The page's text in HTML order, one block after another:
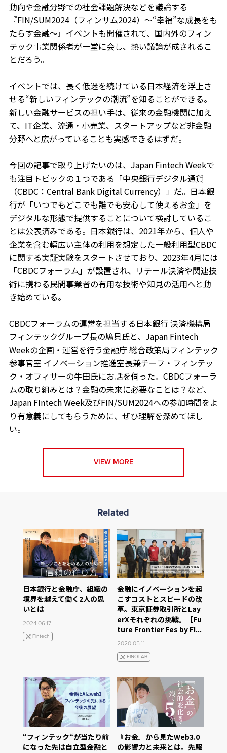
動向や金融分野での社会課題解決などを議論する
『FIN/SUM2024（フィンサム2024）〜“幸福”な成長をも
たらす金融～』イベントも開催されて、国内外のフィン
テック事業関係者が一堂に会し、熱い議論が成されるこ
とだろう。
イベントでは、長く低迷を続けている日本経済を浮上さ
せる“新しいフィンテックの潮流”を知ることができる。
新しい金融サービスの担い手は、従来の金融機関に加え
て、IT企業、流通・小売業、スタートアップなど非金融
分野へと広がっていることも実感できるはずだ。
今回の記事で取り上げたいのは、Japan Fintech Weekで
も注目トピックの１つである「中央銀行デジタル通貨
（CBDC：Central Bank Digital Currency）」だ。日本銀
行が「いつでもどこでも誰でも安心して使えるお金」を
デジタルな形態で提供することについて検討しているこ
とは公表済みである。日本銀行は、2021年から、個人や
企業を含む幅広い主体の利用を想定した一般利用型CBDC
に関する実証実験をスタートさせており、2023年4月には
「CBDCフォーラム」が設置され、リテール決済や関連技
術に携わる民間事業者の有用な技術や知見の活用へと動
き始めている。
CBDCフォーラムの運営を担当する日本銀行 決済機構局
フィンテックグループ長の鳩貝氏と、Japan Fintech
Weekの企画・運営を行う金融庁 総合政策局フィンテック
参事官室 イノベーション推進室長兼チーフ・フィンテッ
ク・オフィサーの牛田氏にお話を伺った。CBDCフォーラ
ムの取り組みとは？金融の未来に必要なことは？など、
Japan FIntech Week及びFIN/SUM2024への参加時間をよ
り有意義にしてもらうために、ぜひ理解を深めてほし
い。
VIEW MORE
Related
日本銀行と金融庁、組織の
境界を越えて働く2人の思
いとは
2024.06.17
Fintech
金融にイノベーションを起
こすコストとスピードの改
革。東京証券取引所とLay
erXそれぞれの挑戦。【Fu
ture Frontier Fes by FI...
2020.05.11
FINOLAB
“フィンテック“が当たり前
になった先は自立型金融と
『お金』から見たWeb3.0
の影響力と未来とは。先駆